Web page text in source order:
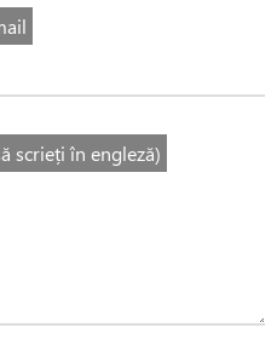
scrieți în engleză)